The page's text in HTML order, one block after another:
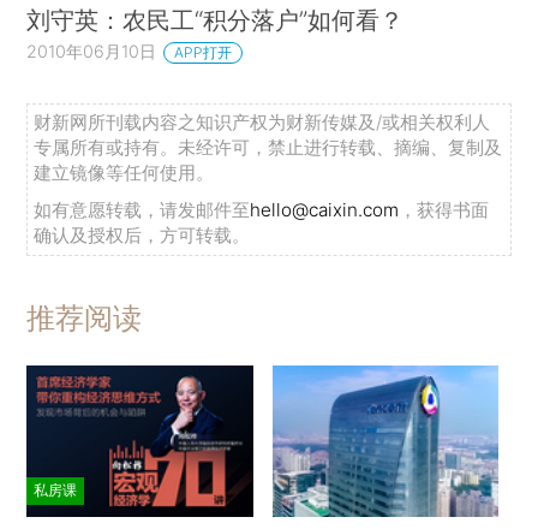
刘守英：农民工“积分落户”如何看？
2010年06月10日 APP打开
财新网所刊载内容之知识产权为财新传媒及/或相关权利人
专属所有或持有。未经许可，禁止进行转载、摘编、复制及
建立镜像等任何使用。
如有意愿转载，请发邮件至hello@caixin.com ，获得书面
确认及授权后，方可转载。
推荐阅读
私房课